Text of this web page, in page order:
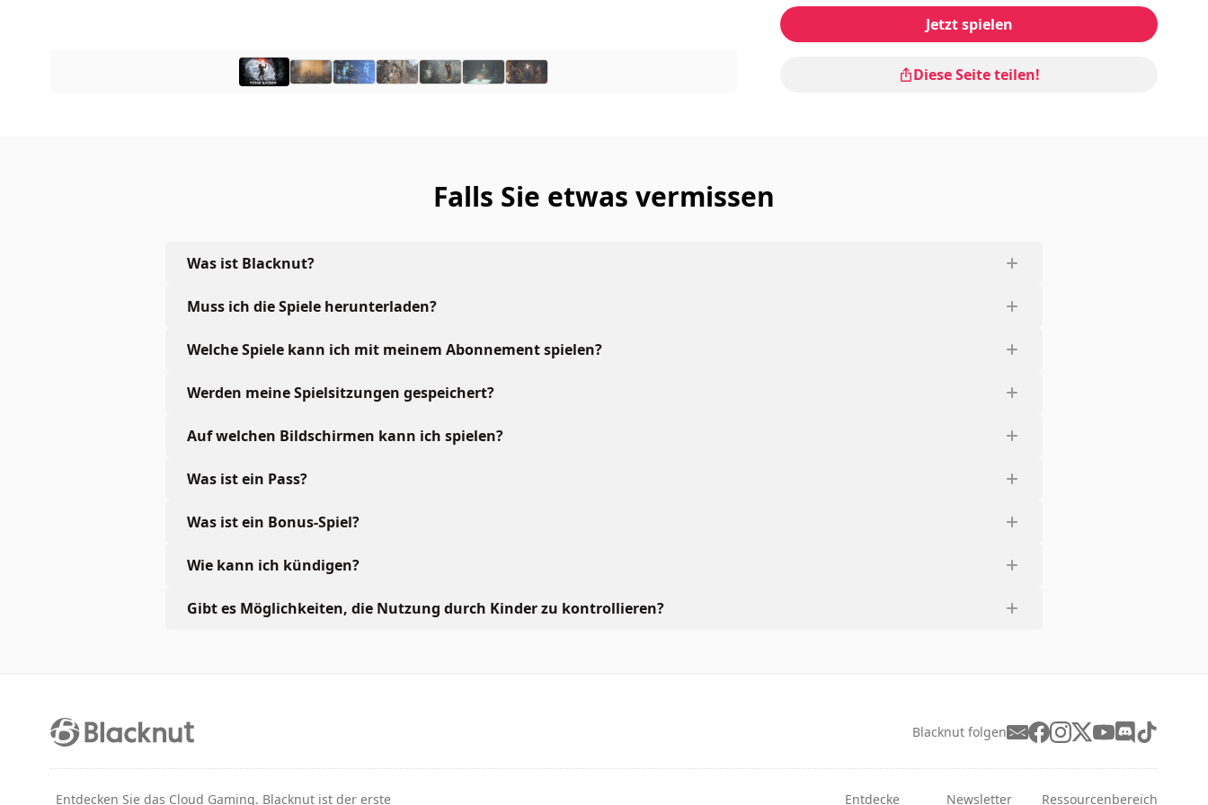
Jetzt spielen
Diese Seite teilen!
Falls Sie etwas vermissen
Was ist Blacknut?
Muss ich die Spiele herunterladen?
Welche Spiele kann ich mit meinem Abonnement spielen?
Werden meine Spielsitzungen gespeichert?
Auf welchen Bildschirmen kann ich spielen?
Was ist ein Pass?
Was ist ein Bonus-Spiel?
Wie kann ich kündigen?
Gibt es Möglichkeiten, die Nutzung durch Kinder zu kontrollieren?
Blacknut folgen
Entdecken Sie das Cloud Gaming. Blacknut ist der erste Entdecke Newsletter Ressourcenbereich